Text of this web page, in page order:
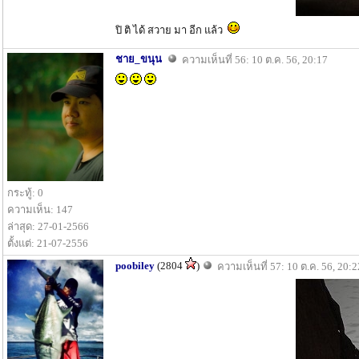
ปิ ติ ได้ สวาย มา อีก แล้ว
กระทู้: 0
ความเห็น: 147
ล่าสุด: 27-01-2566
ตั้งแต่: 21-07-2556
ชาย_ขนุน ความเห็นที่ 56: 10 ต.ค. 56, 20:17
poobiley (2804 ) ความเห็นที่ 57: 10 ต.ค. 56,